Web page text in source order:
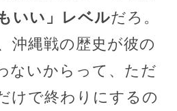
いい」レベルだろ。
沖縄戦の歴史が彼の
ないからって、ただ
けで終わりにするの